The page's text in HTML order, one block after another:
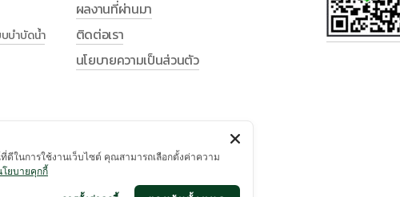
บำบัดน้ำ
ผลงานที่ผ่านมา
ติดต่อเรา
นโยบายความเป็นส่วนตัว
ดีในการใช้งานเว็บไซต์ คุณสามารถเลือกตั้งค่าความ
โยบายคุกกี้